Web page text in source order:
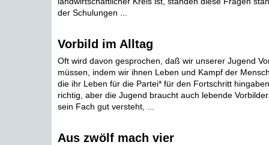
der Schulungen ...
Vorbild im Alltag
Oft wird davon gesprochen, daß wir unserer Jugend
müssen, indem wir ihnen Leben und Kampf der
die ihr Leben für die Partei* für den Fortschritt
richtig, aber die Jugend braucht auch lebende
sein Fach gut versteht, ...
Aus zwölf mach vier